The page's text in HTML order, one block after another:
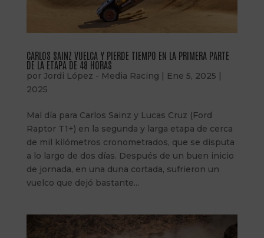
CARLOS SAINZ VUELCA Y PIERDE TIEMPO EN LA PRIMERA PARTE
DE LA ETAPA DE 48 HORAS
por Jordi López - Media Racing | Ene 5, 2025 |
2025
Mal día para Carlos Sainz y Lucas Cruz (Ford
Raptor T1+) en la segunda y larga etapa de cerca
de mil kilómetros cronometrados, que se disputa
a lo largo de dos días. Después de un buen inicio
de jornada, en una duna cortada, sufrieron un
vuelco que dejó bastante...